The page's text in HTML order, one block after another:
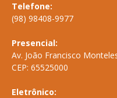
Telefone:
(98) 98408-9977
Presencial:
Av. João Francisco
CEP: 65525000
Eletrônico: